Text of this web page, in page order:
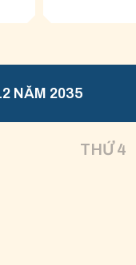
NĂM 2035
THỨ 4